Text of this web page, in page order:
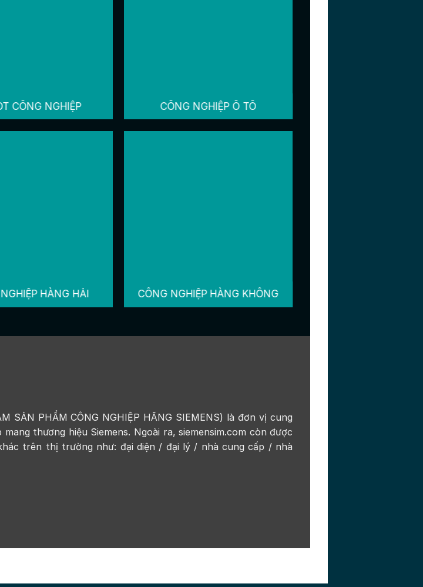
CÔNG NGHIỆP CÔNG NGHIỆP Ô TÔ
HÀNG HẢI CÔNG NGHIỆP HÀNG KHÔNG
SẢN PHẨM CÔNG NGHIỆP HÃNG SIEMENS) là đơn vị cung
thương hiệu Siemens. Ngoài ra, siemensim.com còn được
trên thị trường như: đại diện / đại lý / nhà cung cấp / nhà